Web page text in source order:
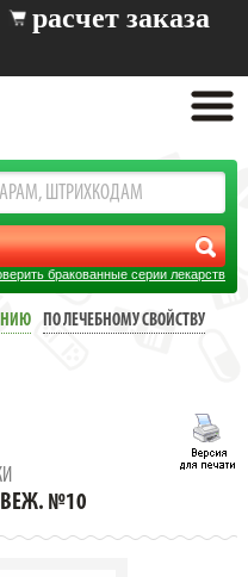
расчет заказа
бракованные серии лекарств
ПО ЛЕЧЕБНОМУ СВОЙСТВУ
№10